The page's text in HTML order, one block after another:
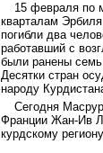
15 февраля по
кварталам
погибли два
работавший с
были ранены
Десятки стран
народу
Сегодня
Франции Жан-Ив
курдскому